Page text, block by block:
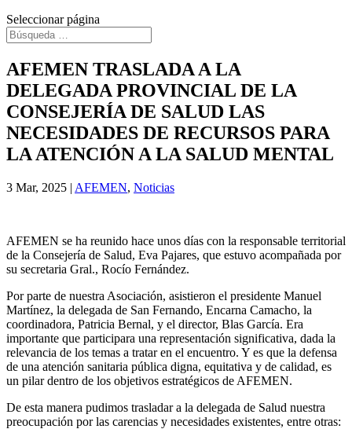
Seleccionar página
AFEMEN TRASLADA A LA
DELEGADA PROVINCIAL DE LA
CONSEJERÍA DE SALUD LAS
NECESIDADES DE RECURSOS PARA
LA ATENCIÓN A LA SALUD MENTAL
3 Mar, 2025 | AFEMEN, Noticias
AFEMEN se ha reunido hace unos días con la responsable territorial
de la Consejería de Salud, Eva Pajares, que estuvo acompañada por
su secretaria Gral., Rocío Fernández.
Por parte de nuestra Asociación, asistieron el presidente Manuel
Martínez, la delegada de San Fernando, Encarna Camacho, la
coordinadora, Patricia Bernal, y el director, Blas García. Era
importante que participara una representación significativa, dada la
relevancia de los temas a tratar en el encuentro. Y es que la defensa
de una atención sanitaria pública digna, equitativa y de calidad, es
un pilar dentro de los objetivos estratégicos de AFEMEN.
De esta manera pudimos trasladar a la delegada de Salud nuestra
preocupación por las carencias y necesidades existentes, entre otras: